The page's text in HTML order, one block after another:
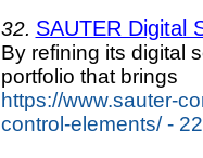
32. SAUTER Digital
By refining its digital
portfolio that brings
https://www.sauter-
control-elements/ -